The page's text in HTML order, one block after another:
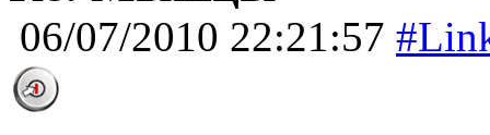
06/07/2010 22:21:57